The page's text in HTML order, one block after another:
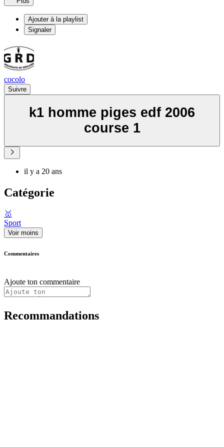
Ajouter à la playlist
Signaler
cocolo
Suivre
k1 homme piges edf 2006
course 1
il y a 20 ans
Catégorie
🥇
Sport
Voir moins
Commentaires
Ajoute ton commentaire
Recommandations